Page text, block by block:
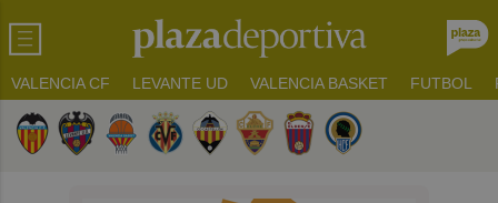
VALENCIA CF LEVANTE UD VALENCIA BASKET FUTBOL